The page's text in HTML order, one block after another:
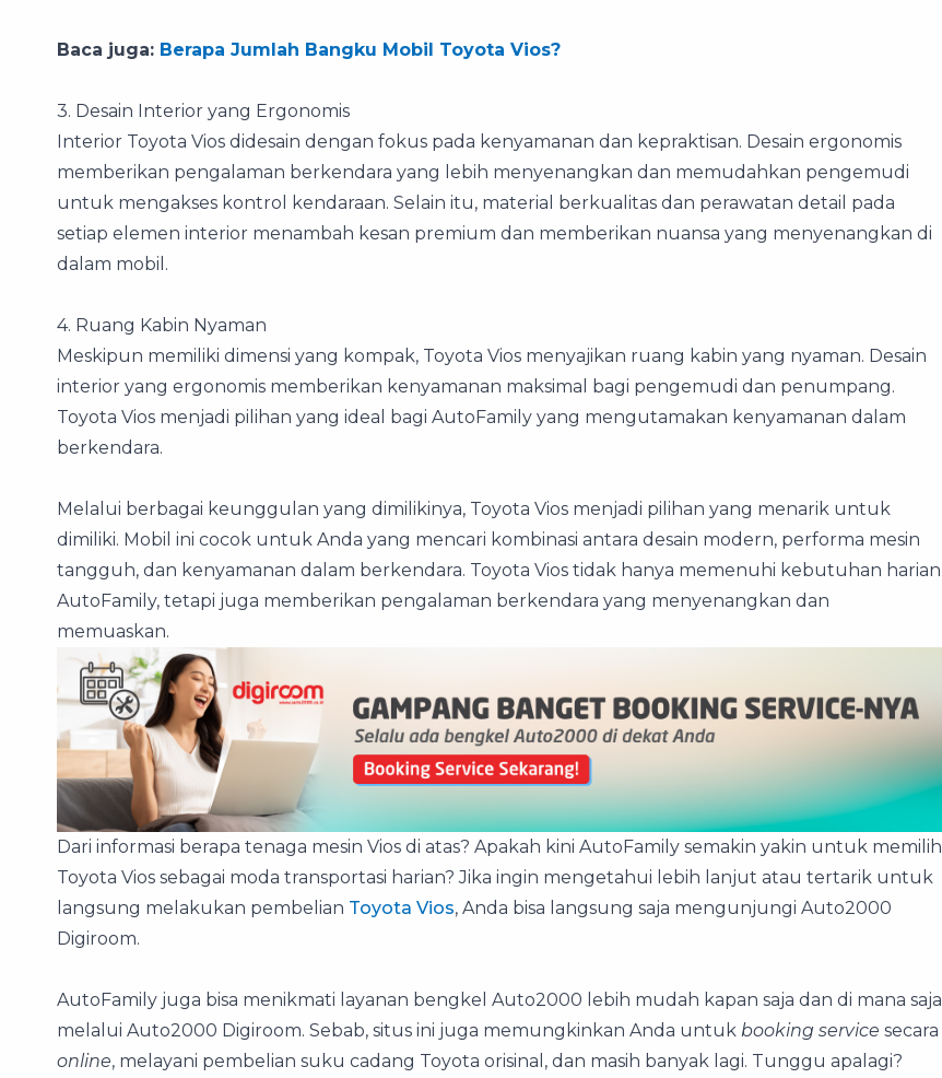
Baca juga: Berapa Jumlah Bangku Mobil Toyota Vios?
3. Desain Interior yang Ergonomis
Interior Toyota Vios didesain dengan fokus pada kenyamanan dan kepraktisan. Desain ergonomis
memberikan pengalaman berkendara yang lebih menyenangkan dan memudahkan pengemudi
untuk mengakses kontrol kendaraan. Selain itu, material berkualitas dan perawatan detail pada
setiap elemen interior menambah kesan premium dan memberikan nuansa yang menyenangkan di
dalam mobil.
4. Ruang Kabin Nyaman
Meskipun memiliki dimensi yang kompak, Toyota Vios menyajikan ruang kabin yang nyaman. Desain
interior yang ergonomis memberikan kenyamanan maksimal bagi pengemudi dan penumpang.
Toyota Vios menjadi pilihan yang ideal bagi AutoFamily yang mengutamakan kenyamanan dalam
berkendara.
Melalui berbagai keunggulan yang dimilikinya, Toyota Vios menjadi pilihan yang menarik untuk
dimiliki. Mobil ini cocok untuk Anda yang mencari kombinasi antara desain modern, performa mesin
tangguh, dan kenyamanan dalam berkendara. Toyota Vios tidak hanya memenuhi kebutuhan harian
AutoFamily, tetapi juga memberikan pengalaman berkendara yang menyenangkan dan
memuaskan.
Dari informasi berapa tenaga mesin Vios di atas? Apakah kini AutoFamily semakin yakin untuk memilih
Toyota Vios sebagai moda transportasi harian? Jika ingin mengetahui lebih lanjut atau tertarik untuk
langsung melakukan pembelian Toyota Vios, Anda bisa langsung saja mengunjungi Auto2000
Digiroom.
AutoFamily juga bisa menikmati layanan bengkel Auto2000 lebih mudah kapan saja dan di mana saja
melalui Auto2000 Digiroom. Sebab, situs ini juga memungkinkan Anda untuk booking service secara
online, melayani pembelian suku cadang Toyota orisinal, dan masih banyak lagi. Tunggu apalagi?